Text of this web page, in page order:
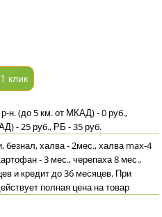
клик
н. (до 5 км. от МКАД) - 0 руб.,
- 25 руб., РБ - 35 руб.
безнал, халва - 2мес., халва max-4
- 3 мес., черепаха 8 мес.,
и кредит до 36 месяцев. При
полная цена на товар